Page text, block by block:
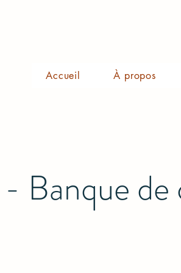
Accueil À propos
Banque de